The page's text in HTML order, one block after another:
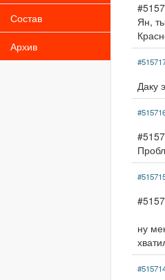
Состав
Архив
Ян,
Даку
ну